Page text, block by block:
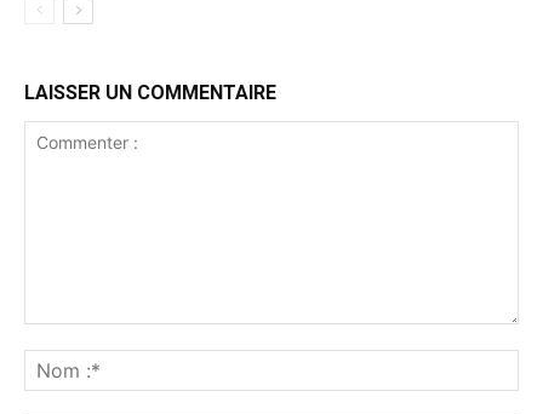
LAISSER UN COMMENTAIRE